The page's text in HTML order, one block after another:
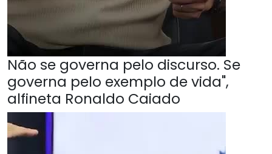
Não se governa pelo discurso. Se
governa pelo exemplo de vida",
alfineta Ronaldo Caiado